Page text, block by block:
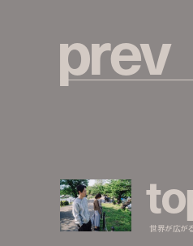
prev
to
世界が広がる